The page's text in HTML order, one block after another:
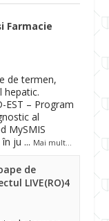
Farmacie
de termen,
hepatic.
EST – Program
al
MySMIS
în ju ... Mai mult...
de
LIVE(RO)4